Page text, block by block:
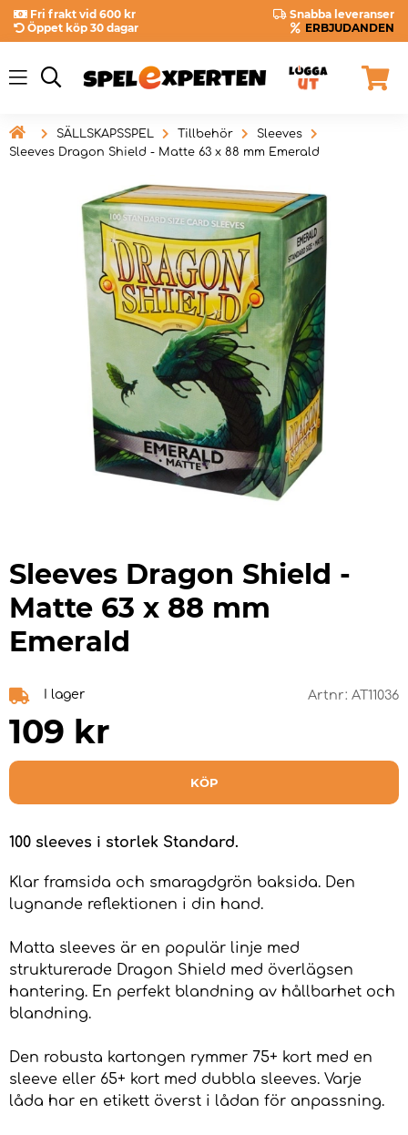
Fri frakt vid 600 kr
Snabba leveranser
Öppet köp 30 dagar
ERBJUDANDEN
 SÄLLSKAPSSPEL Tillbehör
Sleeves
Sleeves Dragon Shield - Matte 63 x 88 mm Emerald
Sleeves Dragon Shield -
Matte 63 x 88 mm
Emerald
I lager Artnr: AT11036
109 kr
KÖP
100 sleeves i storlek Standard.
Klar framsida och smaragdgrön baksida. Den
lugnande reflektionen i din hand.
Matta sleeves är en populär linje med
strukturerade Dragon Shield med överlägsen
hantering. En perfekt blandning av hållbarhet och
blandning.
Den robusta kartongen rymmer 75+ kort med en
sleeve eller 65+ kort med dubbla sleeves. Varje
låda har en etikett överst i lådan för anpassning.